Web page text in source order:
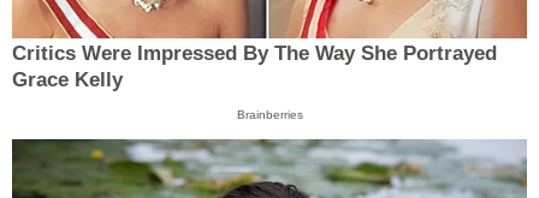
Critics Were Impressed By The Way She Portrayed
Grace Kelly
Brainberries